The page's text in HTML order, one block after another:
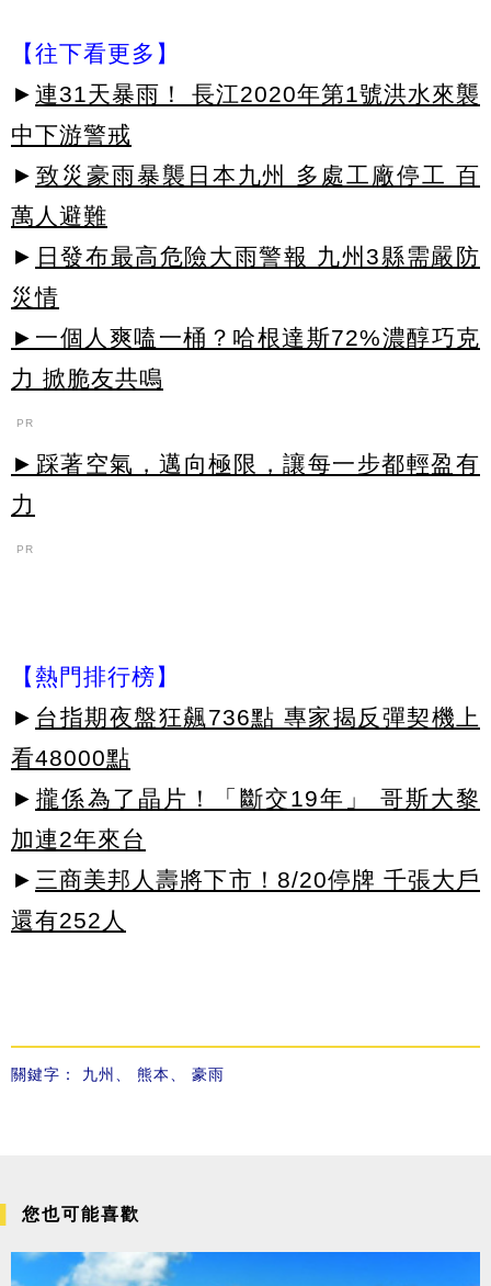
【往下看更多】
► 連31天暴雨！ 長江2020年第1號洪水來襲
中下游警戒
► 致災豪雨暴襲日本九州 多處工廠停工 百
萬人避難
► 日發布最高危險大雨警報 九州3縣需嚴防
災情
►一個人爽嗑一桶？哈根達斯72%濃醇巧克
力 掀脆友共鳴
PR
►踩著空氣，邁向極限，讓每一步都輕盈有
力
PR
【熱門排行榜】
► 台指期夜盤狂飆736點 專家揭反彈契機上
看48000點
► 攏係為了晶片！「斷交19年」 哥斯大黎
加連2年來台
► 三商美邦人壽將下市！8/20停牌 千張大戶
還有252人
關鍵字： 九州 熊本 豪雨
您也可能喜歡